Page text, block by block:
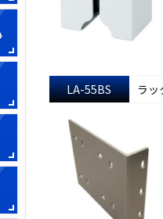
LA-55BS ラ